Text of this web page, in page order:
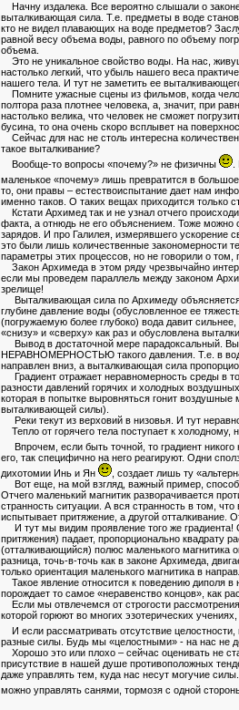
Начну издалека. Все вероятно слышали о
выталкивающая сила. Т.е. предметы в воде
кто не видел плавающих на воде предметов?
равной весу объема воды, равного по объему
объема.
Это не уникальное свойство воды. На нас,
настолько легкий, что убыль нашего веса
нашего тела. И тут не заметить ее
Помните ужасные сцены из фильмов, когда
полтора раза плотнее человека, а, значит, при
настолько велика, что человек не сможет
бусина, то она очень скоро всплывет на
Сейчас для нас не столь интересна
такое выталкивание?
Вообще-то вопросы «почему?» не физичны
.
маленькое «почему» лишь превратится в
то, они правы – естествоиспытание дает нам
именно таков. О таких вещах приходится только
Кстати Архимед так и не узнал отчего
факта, а отнюдь не его объяснением. Тоже можно
зарядов. И про Галилея, измерявшего ускорение
это были лишь количественные закономерности
параметры этих процессов, но не говорили о том,
Закон Архимеда в этом ряду чрезвычайно
если мы проведем параллель между законом
зрелище!
Выталкивающая сила по Архимеду объясняется
глубине давление воды (обусловленное ее
(погружаемую более глубоко) вода давит
«снизу» и «сверху» как раз и обусловлена
Вывод в достаточной мере парадоксальный.
НЕРАВНОМЕРНОСТЬЮ такого давления. Т.е. в
направлен вниз, а выталкивающая сила
Градиент отражает неравномерность среды в
разности давлений горячих и холодных
которая в попытке выровняться гонит
выталкивающей силы).
Реки текут из верховий в низовья. И тут
Тепло от горячего тела поступает к холодному,
Впрочем, если быть точной, то градиент никого
его, так специфично на него реагируют. Одни
дихотомии Инь и Ян
, создает лишь ту
Вот еще, на мой взгляд, важный пример,
Отчего маленький магнитик разворачивается
странность ситуации. А вся странность в том,
испытывает притяжение, а другой отталкивание.
И тут мы видим проявление того же градиента!
притяжения) падает, пропорционально квадрату
(отталкивающийся) полюс маленького магнитика
разница, точь-в-точь как в законе Архимеда,
только ориентация маленького магнитика в
Такое явление относится к поведению диполя в
порождает то самое «неравенство концов», как
Если мы отвлечемся от строгости
которой горюют во многих эзотерических
И если рассматривать отсутствие
разные силы. Будь мы «целостными» - на нас не
Хорошо это или плохо – сейчас оценивать не
присутствие в нашей душе противоположных
даже управлять тем, куда нас несут могучие
можно управлять санями, тормозя с одной